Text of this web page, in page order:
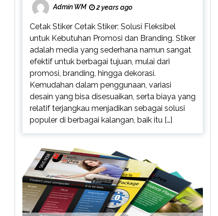
Admin WM 2 years ago
Cetak Stiker Cetak Stiker: Solusi Fleksibel
untuk Kebutuhan Promosi dan Branding. Stiker
adalah media yang sederhana namun sangat
efektif untuk berbagai tujuan, mulai dari
promosi, branding, hingga dekorasi.
Kemudahan dalam penggunaan, variasi
desain yang bisa disesuaikan, serta biaya yang
relatif terjangkau menjadikan sebagai solusi
populer di berbagai kalangan, baik itu […]